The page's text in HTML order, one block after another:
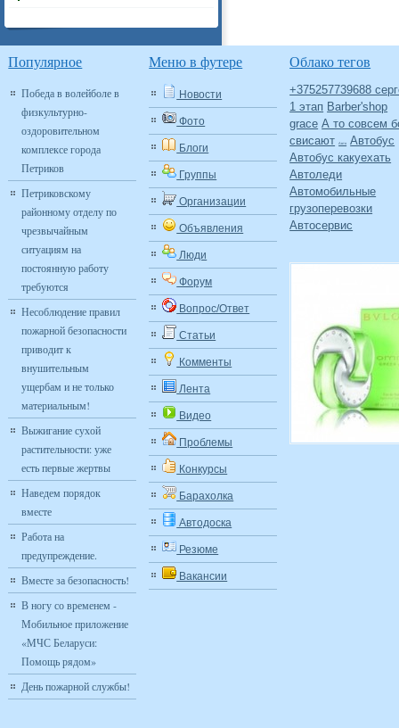
Популярное
Победа в волейболе в
физкультурно-
оздоровительном
комплексе города
Петриков
Петриковскому
районному отделу по
чрезвычайным
ситуациям на
постоянную работу
требуются
Несоблюдение правил
пожарной безопасности
приводит к
внушительным
ущербам и не только
материальным!
Выжигание сухой
растительности: уже
есть первые жертвы
Наведем порядок
вместе
Работа на
предупреждение.
Вместе за безопасность!
В ногу со временем -
Мобильное приложение
«МЧС Беларуси:
Помощь рядом»
День пожарной службы!
Меню в футере
Новости
Фото
Блоги
Группы
Организации
Объявления
Люди
Форум
Вопрос/Ответ
Статьи
Комменты
Лента
Видео
Проблемы
Конкурсы
Барахолка
Автодоска
Резюме
Вакансии
Облако тегов
+375257739688
1 этап Barber'shop
grace А то совсем
свисают
Авто
Автобус
Автобус какуехать
Автоледи
Автомобильные
грузоперевозки
Автосервис